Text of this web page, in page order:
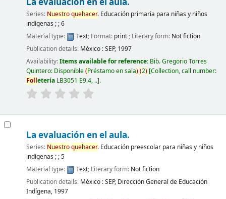
Series: Nuestroquehacer. Educación primaria para niñas y niños
indígenas ; ; 6
Material type:
Text; Format: print; Literary form: Not fiction
Publication details: México :SEP, 1997
Availability:Items available for reference: Bib. Gregorio Torres
Quintero: Disponible(Préstamo en sala)(2) Collection, call number:
Folletería LB3051 E9.4, .. .
La evaluación en el aula.
Series: Nuestroquehacer. Educación preescolar para niñas y niños
indígenas ; ; 5
Material type:
Text; Literary form: Not fiction
Publication details: México :SEP, Dirección General de Educación
Indígena, 1997